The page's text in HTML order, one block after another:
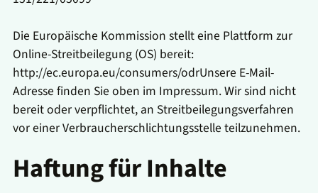
Die Europäische Kommission stellt eine Plattform zur
Online-Streitbeilegung (OS) bereit:
http://ec.europa.eu/consumers/odrUnsere E-Mail-
Adresse finden Sie oben im Impressum. Wir sind nicht
bereit oder verpflichtet, an Streitbeilegungsverfahren
vor einer Verbraucherschlichtungsstelle teilzunehmen.
Haftung für Inhalte